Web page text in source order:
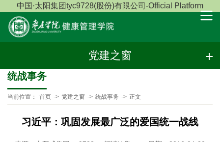
中国·太阳集团tyc9728(股份)有限公司-Official Platform
党建之窗
统战事务
当前位置： 首页 -> 党建之窗 -> 统战事务 -> 正文
习近平：巩固发展最广泛的爱国统一战线